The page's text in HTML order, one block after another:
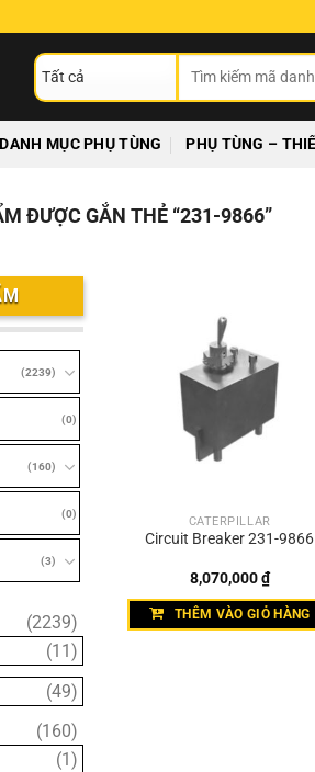
kiếm:
DANH MỤC PHỤ TÙNG PHỤ TÙNG –
ĐƯỢC GẮN THẺ “231-9866”
(2239)
(0)
(160)
(0)
(3)
22392239
sản
phẩm
11 11
sản
phẩm
4949
sản
phẩm
160160
sản
11
CATERPILLAR
Circuit Breaker 231-9866
8,070,000₫
THÊM VÀO GIỎ HÀNG